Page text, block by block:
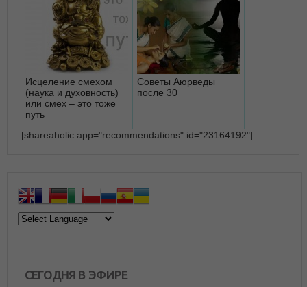
Исцеление смехом
(наука и духовность)
или смех – это тоже
путь
Советы Аюрведы
после 30
[shareaholic app="recommendations" id="23164192"]
СЕГОДНЯ В ЭФИРЕ